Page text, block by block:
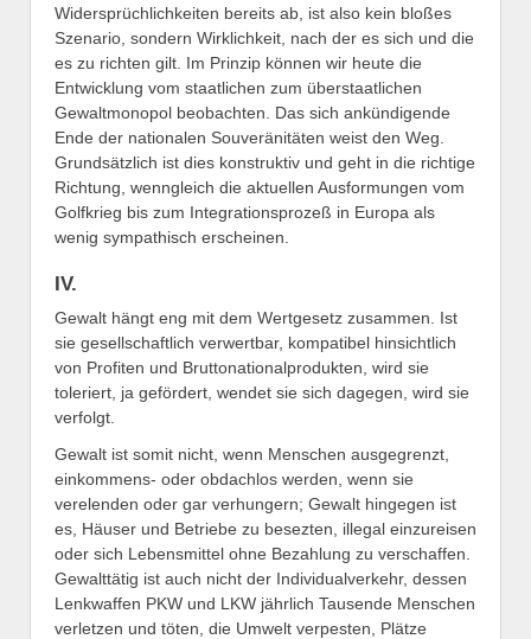
Widersprüchlichkeiten bereits ab, ist also kein bloßes
Szenario, sondern Wirklichkeit, nach der es sich und die
es zu richten gilt. Im Prinzip können wir heute die
Entwicklung vom staatlichen zum überstaatlichen
Gewaltmonopol beobachten. Das sich ankündigende
Ende der nationalen Souveränitäten weist den Weg.
Grundsätzlich ist dies konstruktiv und geht in die richtige
Richtung, wenngleich die aktuellen Ausformungen vom
Golfkrieg bis zum Integrationsprozeß in Europa als
wenig sympathisch erscheinen.
IV.
Gewalt hängt eng mit dem Wertgesetz zusammen. Ist
sie gesellschaftlich verwertbar, kompatibel hinsichtlich
von Profiten und Bruttonationalprodukten, wird sie
toleriert, ja gefördert, wendet sie sich dagegen, wird sie
verfolgt.
Gewalt ist somit nicht, wenn Menschen ausgegrenzt,
einkommens- oder obdachlos werden, wenn sie
verelenden oder gar verhungern; Gewalt hingegen ist
es, Häuser und Betriebe zu besezten, illegal einzureisen
oder sich Lebensmittel ohne Bezahlung zu verschaffen.
Gewalttätig ist auch nicht der Individualverkehr, dessen
Lenkwaffen PKW und LKW jährlich Tausende Menschen
verletzen und töten, die Umwelt verpesten, Plätze